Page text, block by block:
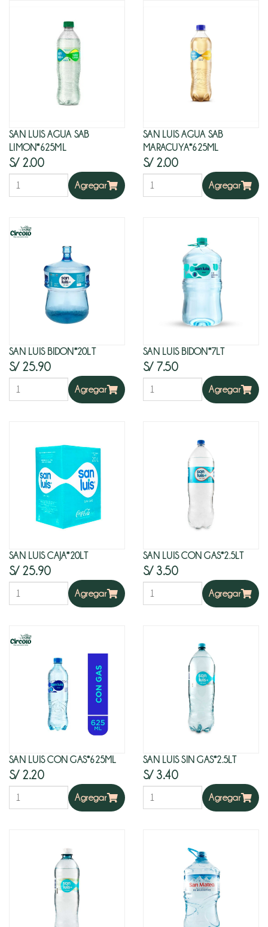
SAN LUIS AGUA SAB
LIMON*625ML
S/ 2.00
Agregar
SAN LUIS AGUA SAB
MARACUYA*625ML
S/ 2.00
Agregar
SAN LUIS BIDON*20LT
S/ 25.90
Agregar
SAN LUIS BIDON*7LT
S/ 7.50
Agregar
SAN LUIS CAJA*20LT
S/ 25.90
Agregar
SAN LUIS CON GAS*2.5LT
S/ 3.50
Agregar
SAN LUIS CON GAS*625ML
S/ 2.20
Agregar
SAN LUIS SIN GAS*2.5LT
S/ 3.40
Agregar